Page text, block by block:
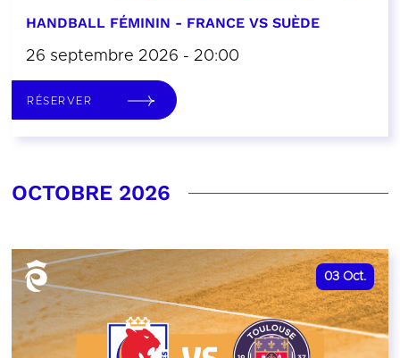
HANDBALL FÉMININ - FRANCE VS SUÈDE
26 septembre 2026 - 20:00
RÉSERVER
OCTOBRE 2026
03 Oct.